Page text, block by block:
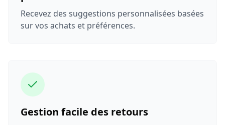
Recevez des suggestions personnalisées basées
sur vos achats et préférences.
Gestion facile des retours